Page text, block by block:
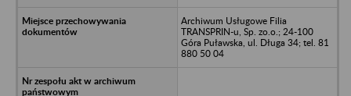
Archiwum Usługowe Filia
TRANSPRIN-u, Sp. zo.o.; 24-100
Góra Puławska, ul. Długa 34; tel. 81
880 50 04